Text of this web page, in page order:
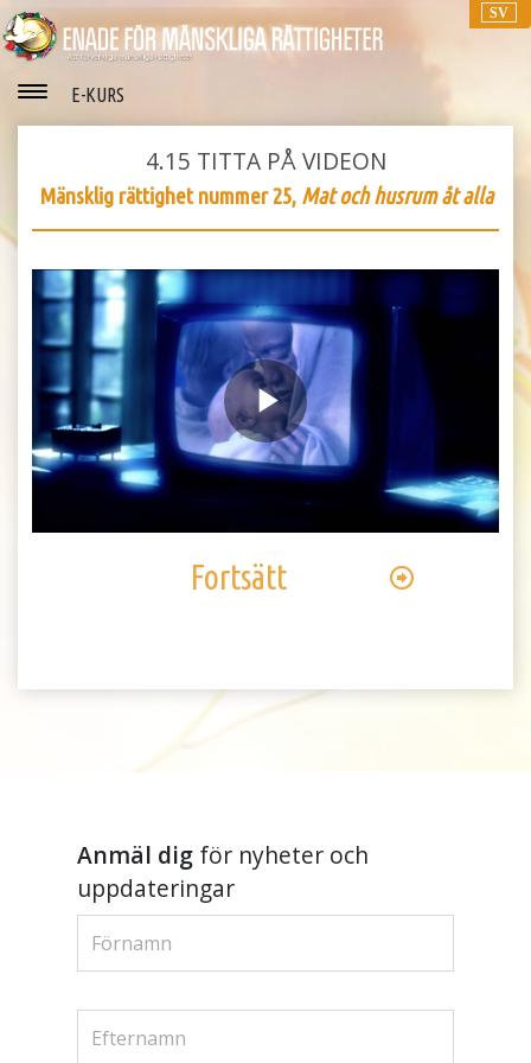
SV
E-KURS
4.15 TITTA PÅ VIDEON
Mänsklig rättighet nummer 25, Mat och husrum åt alla
Play
Video
Fortsätt
Anmäl digför nyheter och
uppdateringar